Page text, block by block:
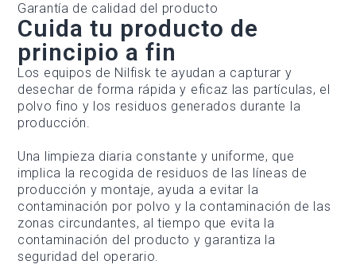
Garantía de calidad del producto
Cuida tu producto de
principio a fin
Los equipos de Nilfisk te ayudan a capturar y
desechar de forma rápida y eficaz las partículas, el
polvo fino y los residuos generados durante la
producción.
Una limpieza diaria constante y uniforme, que
implica la recogida de residuos de las líneas de
producción y montaje, ayuda a evitar la
contaminación por polvo y la contaminación de las
zonas circundantes, al tiempo que evita la
contaminación del producto y garantiza la
seguridad del operario.